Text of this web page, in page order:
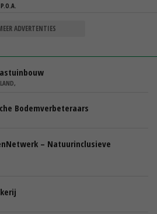
ADVERTENTIES
Bodemverbeteraars
– Natuurinclusieve